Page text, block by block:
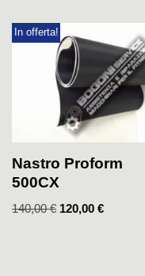
In offerta!
Nastro Proform
500CX
140,00€ 120,00 €